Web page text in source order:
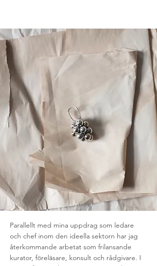
Parallellt med mina uppdrag som ledare
och chef inom den ideella sektorn har jag
återkommande arbetat som frilansande
kurator, föreläsare, konsult och rådgivare. I